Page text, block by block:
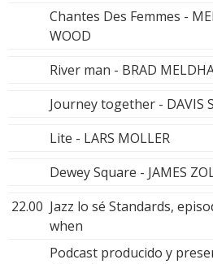
Chantes Des Femmes -
WOOD
River man - BRAD
Journey together - DAVIS
Lite - LARS MOLLER
Dewey Square - JAMES
22.00 Jazz lo sé Standards,
when
Podcast producido y